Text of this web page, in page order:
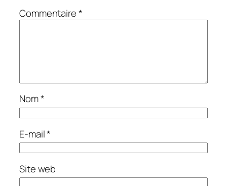
Commentaire*
Nom*
E-mail*
Site web